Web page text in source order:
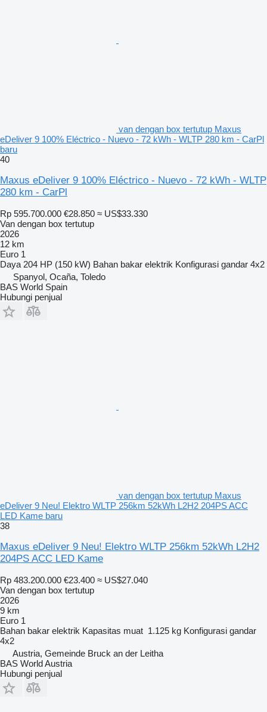
van dengan box tertutup Maxus
eDeliver 9 100% Eléctrico - Nuevo - 72 kWh - WLTP 280 km - CarPl
baru
40
Maxus eDeliver 9 100% Eléctrico - Nuevo - 72 kWh - WLTP
280 km - CarPl
Rp 595.700.000 €28.850 ≈ US$33.330
Van dengan box tertutup
2026
12 km
Euro 1
Daya 204 HP (150 kW) Bahan bakar elektrik Konfigurasi gandar 4x2
Spanyol, Ocaña, Toledo
BAS World Spain
Hubungi penjual
van dengan box tertutup Maxus
eDeliver 9 Neu! Elektro WLTP 256km 52kWh L2H2 204PS ACC
LED Kame baru
38
Maxus eDeliver 9 Neu! Elektro WLTP 256km 52kWh L2H2
204PS ACC LED Kame
Rp 483.200.000 €23.400 ≈ US$27.040
Van dengan box tertutup
2026
9 km
Euro 1
Bahan bakar elektrik Kapasitas muat 1.125 kg Konfigurasi gandar
4x2
Austria, Gemeinde Bruck an der Leitha
BAS World Austria
Hubungi penjual